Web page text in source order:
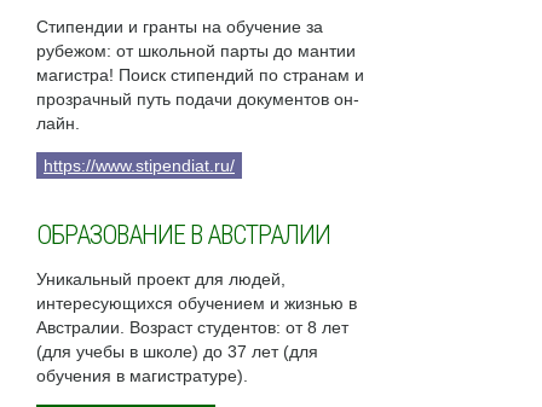
Стипендии и гранты на обучение за
рубежом: от школьной парты до мантии
магистра! Поиск стипендий по странам и
прозрачный путь подачи документов он-
лайн.
https://www.stipendiat.ru/
ОБРАЗОВАНИЕ В АВСТРАЛИИ
Уникальный проект для людей,
интересующихся обучением и жизнью в
Австралии. Возраст студентов: от 8 лет
(для учебы в школе) до 37 лет (для
обучения в магистратуре).